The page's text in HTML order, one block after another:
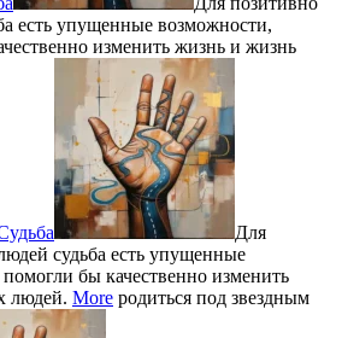
есть упущенные возможности,
изменить жизнь и жизнь
Для
судьба есть упущенные
бы качественно изменить
людей. More родиться под звездным